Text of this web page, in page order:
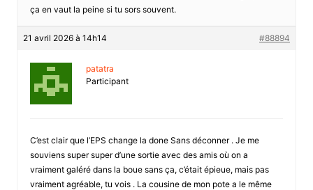
ça en vaut la peine si tu sors souvent.
21 avril 2026 à 14h14 #88894
patatra
Participant
C’est clair que l’EPS change la done Sans déconner . Je me
souviens super super d’une sortie avec des amis où on a
vraiment galéré dans la boue sans ça, c’était épieue, mais pas
vraiment agréable, tu vois . La cousine de mon pote a le même